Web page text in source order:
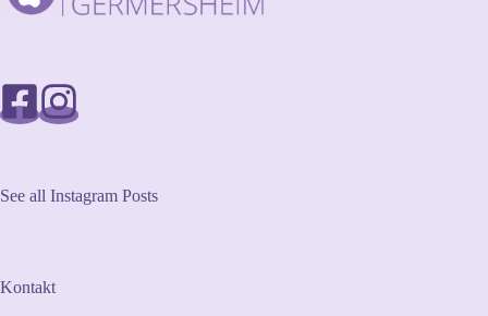
See all Instagram Posts
Kontakt